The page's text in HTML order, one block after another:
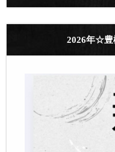
2026年☆豊